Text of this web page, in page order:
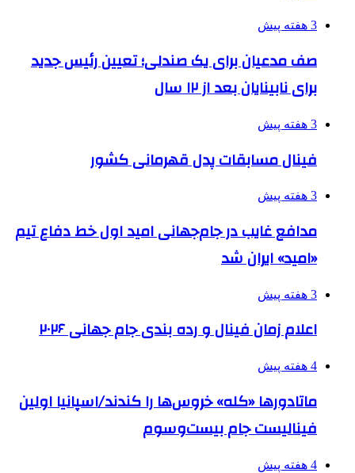
3 هفته پیش
صف مدعیان برای یک صندلی؛ تعیین رئیس جدید
برای نابینایان بعد از ۱۲ سال
3 هفته پیش
فینال مسابقات پدل قهرمانی کشور
3 هفته پیش
مدافع غایب در جام‌جهانی امید اول خط دفاع تیم
«امید» ایران شد
3 هفته پیش
اعلام زمان فینال و رده بندی جام جهانی ۲۰۲۶
4 هفته پیش
ماتادورها «کله» خروس‌ها را کندند/اسپانیا اولین
فینالیست جام بیست‌وسوم
4 هفته پیش